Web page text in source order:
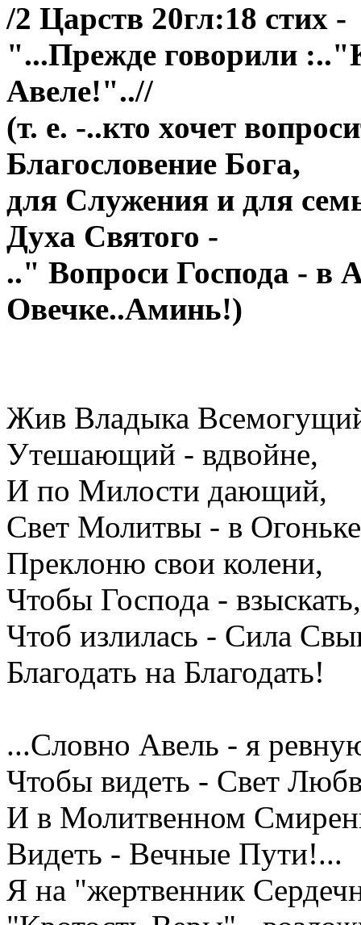
/2 Царств 20гл:18 стих -
"...Прежде говорили
Авеле!"..//
(т. е. -..кто хочет
Благословение Бога,
для Служения и для
Духа Святого -
.." Вопроси Господа - в
Овечке..Аминь!)
Жив Владыка
Утешающий - вдвойне,
И по Милости дающий,
Свет Молитвы - в
Преклоню свои колени,
Чтобы Господа - взыскать,
Чтоб излилась - Сила
Благодать на Благодать!
...Словно Авель - я
Чтобы видеть - Свет
И в Молитвенном
Видеть - Вечные Пути!...
Я на "жертвенник